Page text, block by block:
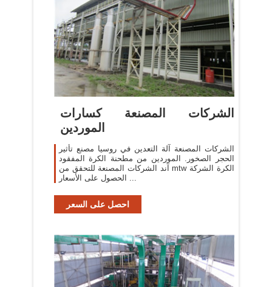
الشركات المصنعة كسارات
الموردين
الشركات المصنعة آلة التعدين في روسيا مصنع تأثير
الحجر الصخور. الموردين من مطحنة الكرة المفقود
آند الشركات المصنعة للتحقق من mtw الكرة الشركة
.. الحصول على الأسعار.
احصل على السعر